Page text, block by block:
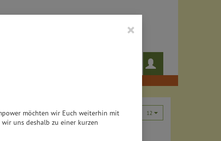
noch!
×
möchten wir Euch weiterhin mit
uns deshalb zu einer kurzen
12